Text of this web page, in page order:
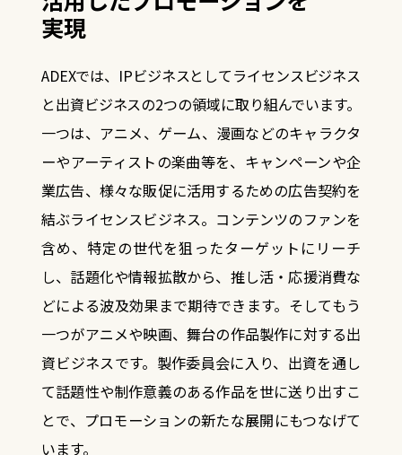
実現
ADEXでは、IPビジネスとしてライセンスビジネス
と出資ビジネスの2つの領域に取り組んでいます。
一つは、アニメ、ゲーム、漫画などのキャラクタ
ーやアーティストの楽曲等を、キャンペーンや企
業広告、 様々な販促に活用するための広告契約を
結ぶライセンスビジネス。コンテンツのファンを
含め、特定の世代を狙ったターゲットにリーチ
し、話題化や情報拡散から、推し活・応援消費な
どによる波及効果まで期待できます。 そしてもう
一つがアニメや映画、舞台の作品製作に対する出
資ビジネスです。製作委員会に入り、出資を通し
て話題性や制作意義のある作品を世に送り出すこ
とで、プロモーションの新たな展開にもつなげて
います。